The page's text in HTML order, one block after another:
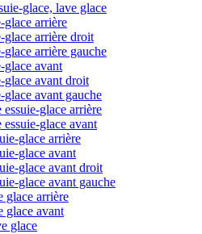
glace, lave glace
glace arrière
glace arrière droit
glace arrière gauche
glace avant
glace avant droit
glace avant gauche
essuie-glace arrière
essuie-glace avant
glace arrière
glace avant
glace avant droit
glace avant gauche
glace arrière
glace avant
glace